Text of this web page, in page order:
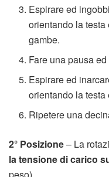
Espirare ed
orientando la
gambe.
Fare una pausa
Espirare ed
orientando la
Ripetere una
2° Posizione– La
la tensione di carico
peso).